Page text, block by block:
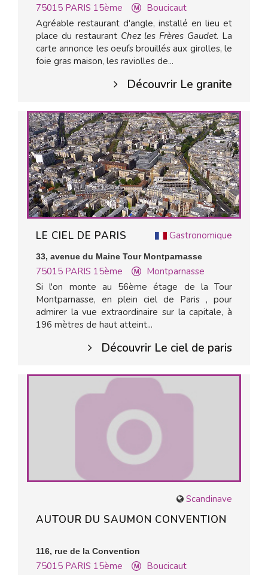
75015 PARIS 15ème
Boucicaut
Agréable restaurant d'angle, installé en lieu et
place du restaurant Chez les Frères Gaudet. La
carte annonce les oeufs brouillés aux girolles, le
foie gras maison, les raviolles de...
Découvrir Le granite
Gastronomique
LE CIEL DE PARIS
33, avenue du Maine Tour Montparnasse
75015 PARIS 15ème
Montparnasse
Si l'on monte au 56ème étage de la Tour
Montparnasse, en plein ciel de Paris , pour
admirer la vue extraordinaire sur la capitale, à
196 mètres de haut atteint...
Découvrir Le ciel de paris
Scandinave
AUTOUR DU SAUMON CONVENTION
116, rue de la Convention
75015 PARIS 15ème
Boucicaut